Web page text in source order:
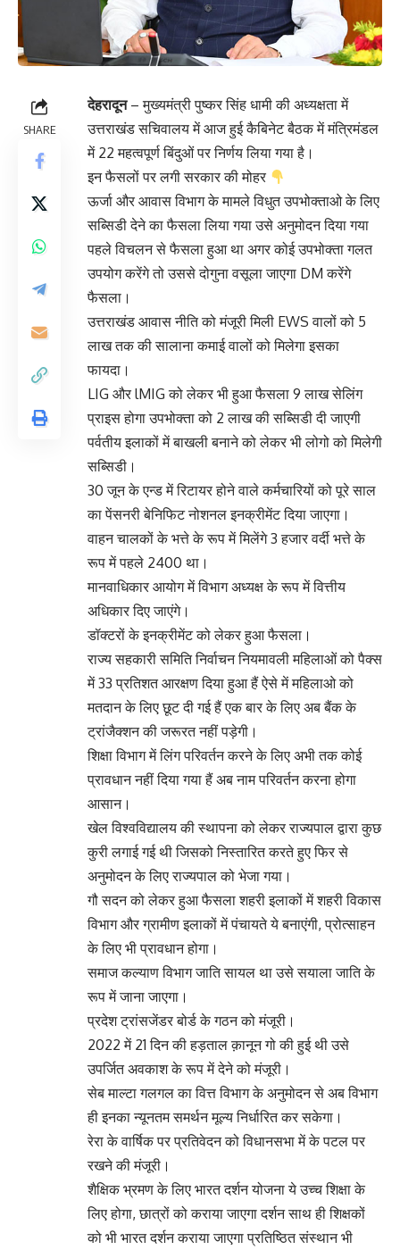
SHARE
देहरादून– मुख्यमंत्री पुष्कर सिंह धामी की अध्यक्षता में
उत्तराखंड सचिवालय में आज हुई कैबिनेट बैठक में मंत्रिमंडल
में 22 महत्वपूर्ण बिंदुओं पर निर्णय लिया गया है।
इन फैसलों पर लगी सरकार की मोहर
ऊर्जा और आवास विभाग के मामले विधुत उपभोक्ताओ के लिए
सब्सिडी देने का फैसला लिया गया उसे अनुमोदन दिया गया
पहले विचलन से फैसला हुआ था अगर कोई उपभोक्ता गलत
उपयोग करेंगे तो उससे दोगुना वसूला जाएगा DM करेंगे
फैसला।
उत्तराखंड आवास नीति को मंजूरी मिली EWS वालों को 5
लाख तक की सालाना कमाई वालों को मिलेगा इसका
फायदा।
LIG और lMIG को लेकर भी हुआ फैसला 9 लाख सेलिंग
प्राइस होगा उपभोक्ता को 2 लाख की सब्सिडी दी जाएगी
पर्वतीय इलाकों में बाखली बनाने को लेकर भी लोगो को मिलेगी
सब्सिडी।
30 जून के एन्ड में रिटायर होने वाले कर्मचारियों को पूरे साल
का पेंसनरी बेनिफिट नोशनल इनक्रीमेंट दिया जाएगा।
वाहन चालकों के भत्ते के रूप में मिलेंगे 3 हजार वर्दी भत्ते के
रूप में पहले 2400 था।
मानवाधिकार आयोग में विभाग अध्यक्ष के रूप में वित्तीय
अधिकार दिए जाएंगे।
डॉक्टरों के इनक्रीमेंट को लेकर हुआ फैसला।
राज्य सहकारी समिति निर्वाचन नियमावली महिलाओं को पैक्स
में 33 प्रतिशत आरक्षण दिया हुआ हैं ऐसे में महिलाओ को
मतदान के लिए छूट दी गई हैं एक बार के लिए अब बैंक के
ट्रांजैक्शन की जरूरत नहीं पड़ेगी।
शिक्षा विभाग में लिंग परिवर्तन करने के लिए अभी तक कोई
प्रावधान नहीं दिया गया हैं अब नाम परिवर्तन करना होगा
आसान।
खेल विश्वविद्यालय की स्थापना को लेकर राज्यपाल द्वारा कुछ
कुरी लगाई गई थी जिसको निस्तारित करते हुए फिर से
अनुमोदन के लिए राज्यपाल को भेजा गया।
गौ सदन को लेकर हुआ फैसला शहरी इलाकों में शहरी विकास
विभाग और ग्रामीण इलाकों में पंचायते ये बनाएंगी, प्रोत्साहन
के लिए भी प्रावधान होगा।
समाज कल्याण विभाग जाति सायल था उसे सयाला जाति के
रूप में जाना जाएगा।
प्रदेश ट्रांसजेंडर बोर्ड के गठन को मंजूरी।
2022 में 21 दिन की हड़ताल क़ानून गो की हुई थी उसे
उपर्जित अवकाश के रूप में देने को मंजूरी।
सेब माल्टा गलगल का वित्त विभाग के अनुमोदन से अब विभाग
ही इनका न्यूनतम समर्थन मूल्य निर्धारित कर सकेगा।
रेरा के वार्षिक पर प्रतिवेदन को विधानसभा में के पटल पर
रखने की मंजूरी।
शैक्षिक भ्रमण के लिए भारत दर्शन योजना ये उच्च शिक्षा के
लिए होगा, छात्रों को कराया जाएगा दर्शन साथ ही शिक्षकों
को भी भारत दर्शन कराया जाएगा प्रतिष्ठित संस्थान भी